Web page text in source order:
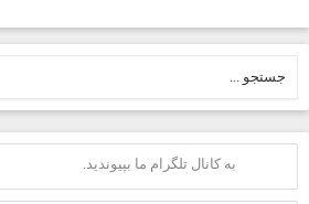
به کانال تلگرام ما بپیوندید.